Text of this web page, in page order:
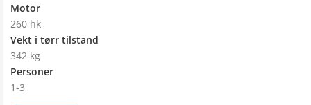
Motor
260 hk
Vekt i tørr tilstand
342 kg
Personer
1-3